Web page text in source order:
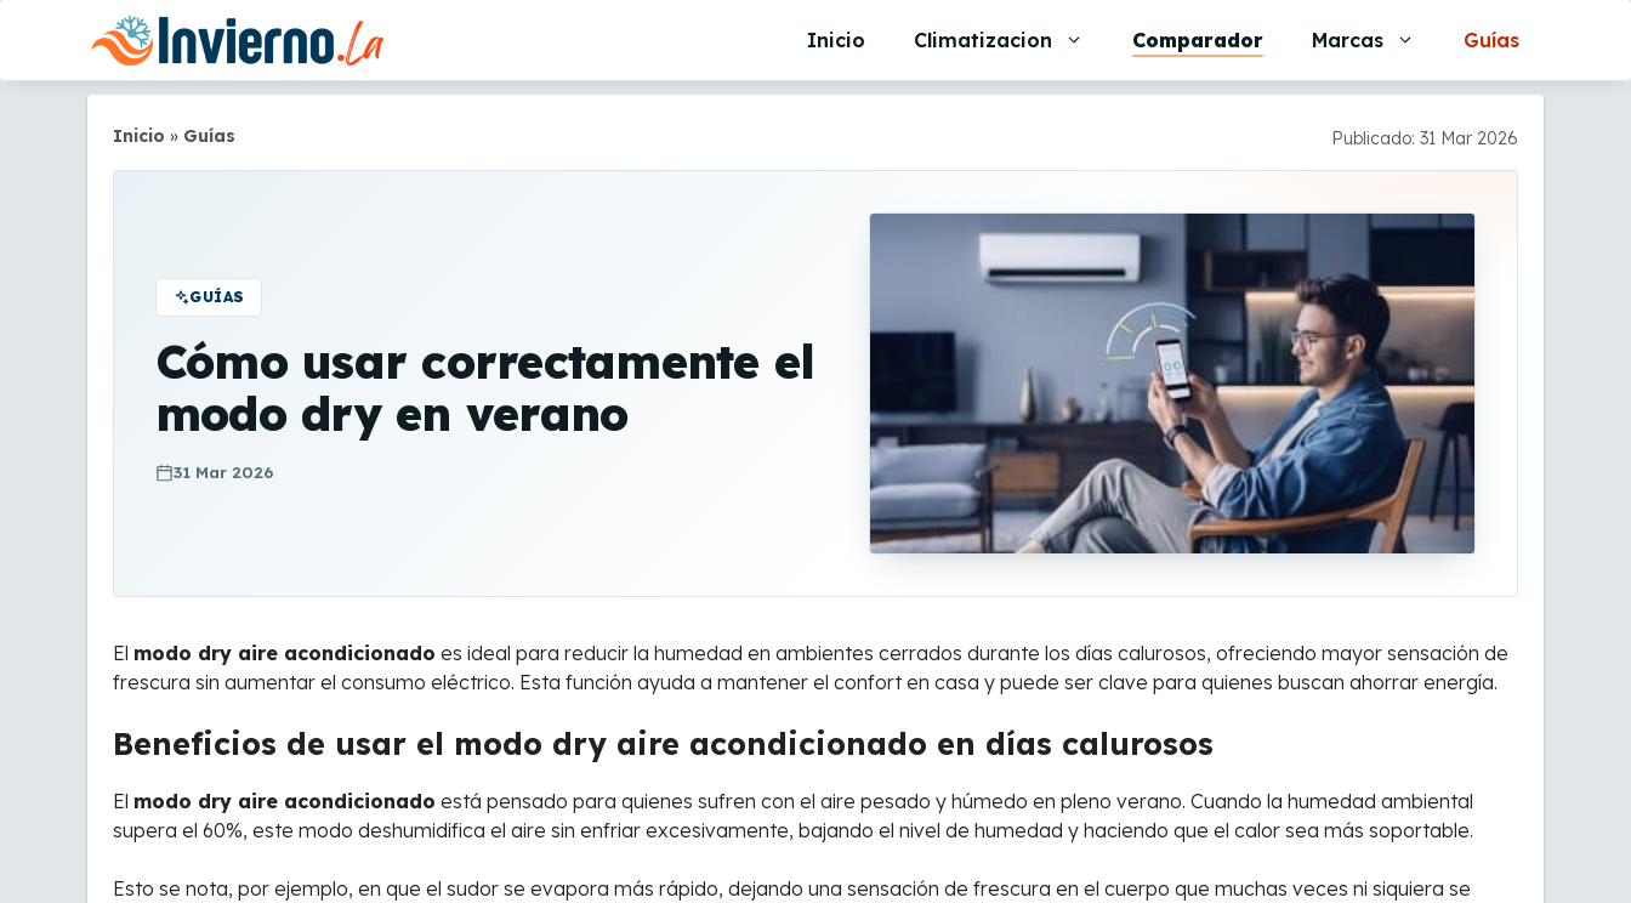
Inicio Climatizacion Comparador Marcas Guías
Inicio » Guías Publicado: 31 Mar 2026
GUÍAS
Cómo usar correctamente el
modo dry en verano
31 Mar 2026
El modo dry aire acondicionado es ideal para reducir la humedad en ambientes cerrados durante los días calurosos, ofreciendo mayor sensación de
frescura sin aumentar el consumo eléctrico. Esta función ayuda a mantener el confort en casa y puede ser clave para quienes buscan ahorrar energía.
Beneficios de usar el modo dry aire acondicionado en días calurosos
El modo dry aire acondicionado está pensado para quienes sufren con el aire pesado y húmedo en pleno verano. Cuando la humedad ambiental
supera el 60%, este modo deshumidifica el aire sin enfriar excesivamente, bajando el nivel de humedad y haciendo que el calor sea más soportable.
Esto se nota, por ejemplo, en que el sudor se evapora más rápido, dejando una sensación de frescura en el cuerpo que muchas veces ni siquiera se